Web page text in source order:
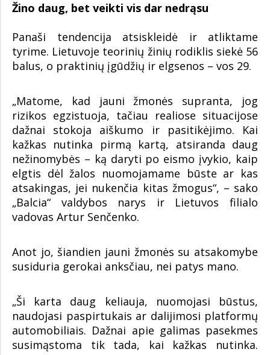
Žino daug, bet veikti vis dar nedrąsu
Panaši tendencija atsiskleidė ir atliktame
tyrime. Lietuvoje teorinių žinių rodiklis siekė 56
balus, o praktinių įgūdžių ir elgsenos – vos 29.
„Matome, kad jauni žmonės supranta, jog
rizikos egzistuoja, tačiau realiose situacijose
dažnai stokoja aiškumo ir pasitikėjimo. Kai
kažkas nutinka pirmą kartą, atsiranda daug
nežinomybės – ką daryti po eismo įvykio, kaip
elgtis dėl žalos nuomojamame būste ar kas
atsakingas, jei nukenčia kitas žmogus“, – sako
„Balcia“ valdybos narys ir Lietuvos filialo
vadovas Artur Senčenko.
Anot jo, šiandien jauni žmonės su atsakomybe
susiduria gerokai anksčiau, nei patys mano.
„Ši karta daug keliauja, nuomojasi būstus,
naudojasi paspirtukais ar dalijimosi platformų
automobiliais. Dažnai apie galimas pasekmes
susimąstoma tik tada, kai kažkas nutinka.